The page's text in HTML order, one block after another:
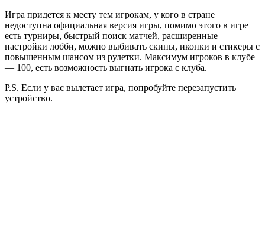
Игра придется к месту тем игрокам, у кого в стране
недоступна официальная версия игры, помимо этого в игре
есть турниры, быстрый поиск матчей, расширенные
настройки лобби, можно выбивать скины, иконки и стикеры с
повышенным шансом из рулетки. Максимум игроков в клубе
— 100, есть возможность выгнать игрока с клуба.
P.S. Если у вас вылетает игра, попробуйте перезапустить
устройство.